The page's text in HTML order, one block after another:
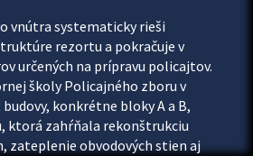
vnútra systematicky rieši
rezortu a pokračuje v
určených na prípravu policajtov.
školy Policajného zboru v
konkrétne bloky A a B,
ktorá zahŕňala rekonštrukciu
zateplenie obvodových stien aj